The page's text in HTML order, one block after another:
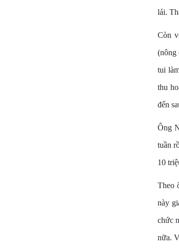
lái.
Còn
(nông
tui
thu
đến
Ông
tuần
10
Theo
này
chức
nữa.